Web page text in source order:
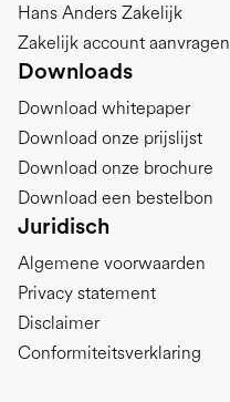
Hans Anders Zakelijk
Zakelijk account aanvragen
Downloads
Download whitepaper
Download onze prijslijst
Download onze brochure
Download een bestelbon
Juridisch
Algemene voorwaarden
Privacy statement
Disclaimer
Conformiteitsverklaring